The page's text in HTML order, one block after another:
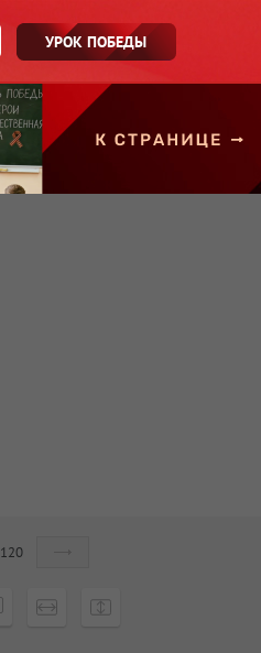
УРОК ПОБЕДЫ
120